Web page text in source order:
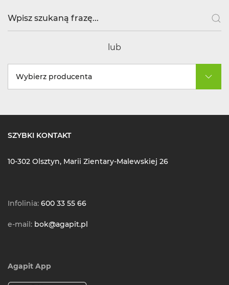
lub
Wybierz producenta
SZYBKI KONTAKT
10-302 Olsztyn, Marii Zientary-Malewskiej 26
Infolinia: 600 33 55 66
e-mail: bok@agapit.pl
Agapit App